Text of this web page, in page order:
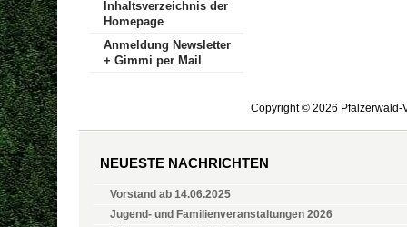
Inhaltsverzeichnis der
Homepage
Anmeldung Newsletter
+ Gimmi per Mail
Copyright © 2026 Pfälzerwald-
NEUESTE NACHRICHTEN
Vorstand ab 14.06.2025
Jugend- und Familienveranstaltungen 2026